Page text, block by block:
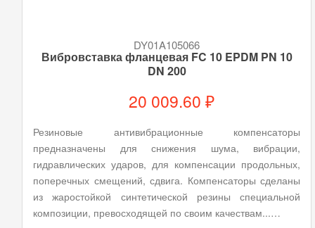
DY01A105066
Вибровставка фланцевая FC 10 EPDM PN 10
DN 200
20 009.60 ₽
Резиновые антивибрационные компенсаторы
предназначены для снижения шума, вибрации,
гидравлических ударов, для компенсации продольных,
поперечных смещений, сдвига. Компенсаторы сделаны
из жаростойкой синтетической резины специальной
композиции, превосходящей по своим качествам...…